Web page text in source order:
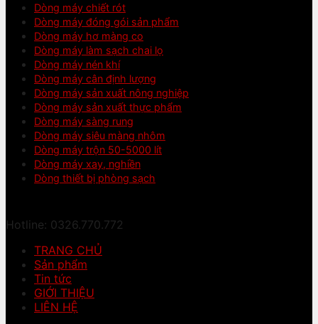
Dòng máy chiết rót
Dòng máy đóng gói sản phẩm
Dòng máy hơ màng co
Dòng máy làm sạch chai lọ
Dòng máy nén khí
Dòng máy cân định lượng
Dòng máy sản xuất nông nghiệp
Dòng máy sản xuất thực phẩm
Dòng máy sàng rung
Dòng máy siêu màng nhôm
Dòng máy trộn 50-5000 lít
Dòng máy xay, nghiền
Dòng thiết bị phòng sạch
Hotline: 0326.770.772
TRANG CHỦ
Sản phẩm
Tin tức
GIỚI THIỆU
LIÊN HỆ